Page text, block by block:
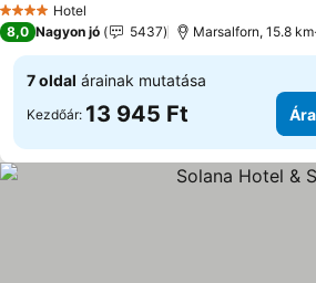
4 KategóriaHotel
8,0 Nagyon jó 5437 Marsalforn, 15.8
7 oldal árainak mutatása
Kezdőár: 13 945 Ft